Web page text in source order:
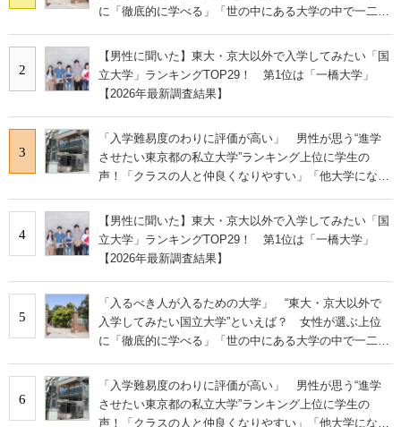
に「徹底的に学べる」「世の中にある大学の中で一二を
2
【男性に聞いた】東大・京大以外で入学してみたい「国
立大学」ランキングTOP29！ 第1位は「一橋大学」
【2026年最新調査結果】
3
「入学難易度のわりに評価が高い」 男性が思う“進学
させたい東京都の私立大学”ランキング上位に学生の
声！「クラスの人と仲良くなりやすい」「他大学にない
4
【男性に聞いた】東大・京大以外で入学してみたい「国
立大学」ランキングTOP29！ 第1位は「一橋大学」
【2026年最新調査結果】
5
「入るべき人が入るための大学」 “東大・京大以外で
入学してみたい国立大学”といえば？ 女性が選ぶ上位
に「徹底的に学べる」「世の中にある大学の中で一二を
6
「入学難易度のわりに評価が高い」 男性が思う“進学
させたい東京都の私立大学”ランキング上位に学生の
声！「クラスの人と仲良くなりやすい」「他大学にない